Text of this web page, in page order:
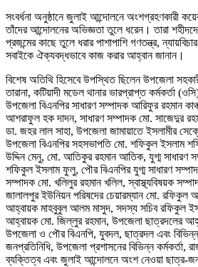
সংবর্ধনা অনুষ্ঠানে জুলাই আন্দোলনে অংশগ্রহণকারী
তাঁদের আন্দোলনের অভিজ্ঞতা তুলে ধরেন। তারা
প্রজন্মের কাছে তুলে ধরার পাশাপাশি গণতন্ত্র,
সবাইকে ঐক্যবদ্ধভাবে কাজ করার আহ্বান জানান।
বিশেষ অতিথি হিসেবে উপস্থিত ছিলেন উপজেলা
তারানা, কটিয়াদী মডেল থানার ভারপ্রাপ্ত কর্মকর্তা
উপজেলা বিএনপির সাধারণ সম্পাদক আরিফুর রহমান
আশরাফুল হক দাদন, সাধারণ সম্পাদক মো. সাজেদুর
ডা. জহর লাল সাহা, উপজেলা জামায়াতে ইসলামীর
উপজেলা বিএনপির সহসভাপতি মো. শফিকুল ইসলাম
উদ্দিন মেনু, মো. আতিকুর রহমান আতিক, যুগ্ম সাধারণ
শফিকুল ইসলাম ফুলু, পৌর বিএনপির যুগ্ম সাধারণ
সম্পাদক মো. খলিলুর রহমান খলিল, স্বাস্থ্যবিষয়ক
জালালপুর ইউনিয়ন পরিষদের চেয়ারম্যান মো.
আহ্বায়ক মাহবুবুল আলম মাসুদ, সদস্য সচিব রফিকুল
আহ্বায়ক মো. জিল্লুর রহমান, উপজেলা ছাত্রদলের
উপজেলা ও পৌর বিএনপি, যুবদল, ছাত্রদল এবং বিভিন্ন
জনপ্রতিনিধি, উপজেলা প্রশাসনের বিভিন্ন কর্মকর্তা,
ব্যক্তিত্ব এবং জুলাই আন্দোলনে অংশ নেওয়া ছাত্র-